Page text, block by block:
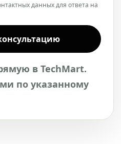
данных для ответа на
в TechMart.
по указанному